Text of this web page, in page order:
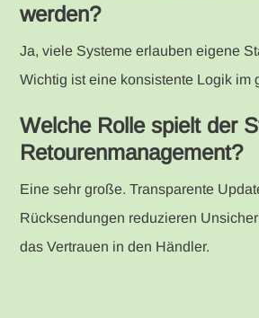
werden?
Ja, viele Systeme erlauben eigene
Wichtig ist eine konsistente Logik im
Welche Rolle spielt der
Retourenmanagement?
Eine sehr große. Transparente
Rücksendungen reduzieren
das Vertrauen in den Händler.